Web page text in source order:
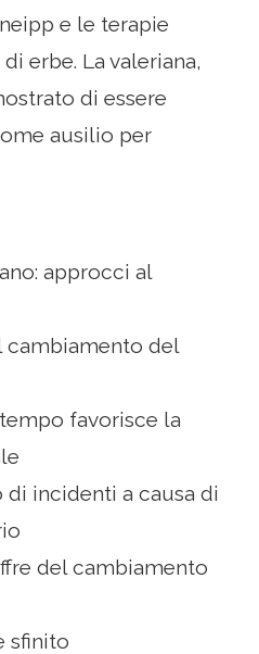
e le terapie
erbe. La valeriana,
di essere
ausilio per
approcci al
cambiamento del
favorisce la
incidenti a causa di
del cambiamento
sfinito